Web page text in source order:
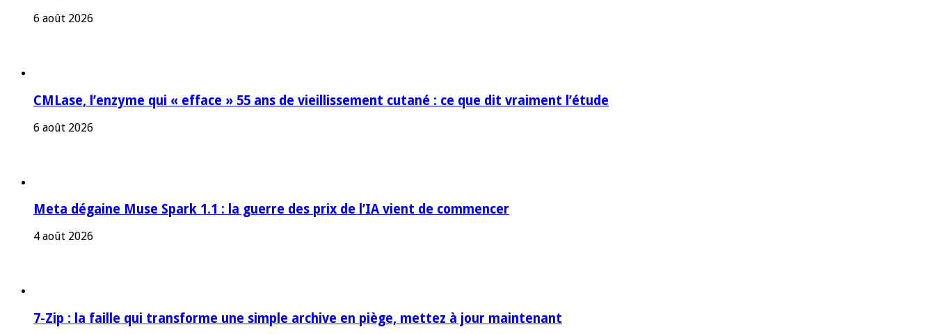
6 août 2026
CMLase, l’enzyme qui « efface » 55 ans de vieillissement cutané : ce que dit vraiment l’étude
6 août 2026
Meta dégaine Muse Spark 1.1 : la guerre des prix de l’IA vient de commencer
4 août 2026
7-Zip : la faille qui transforme une simple archive en piège, mettez à jour maintenant